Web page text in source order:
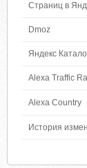
Страниц в
Dmoz
Яндекс
Alexa Traffic
Alexa Country
История